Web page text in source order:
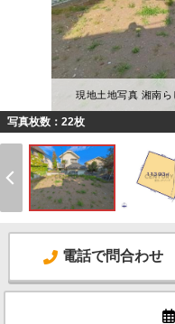
現地土地写真 湘南ら
写真枚数：22枚
電話で問合わせ